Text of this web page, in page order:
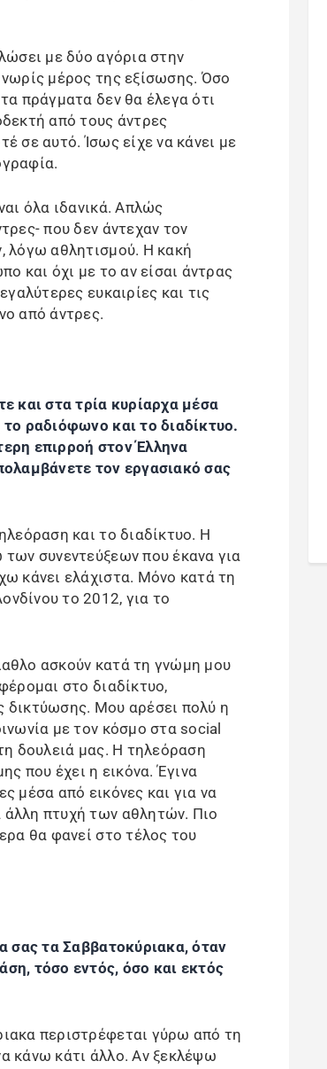
με δύο αγόρια στην
μέρος της εξίσωσης. Όσο
πράγματα δεν θα έλεγα ότι
από τους άντρες
σε αυτό. Ίσως είχε να κάνει με
όλα ιδανικά. Απλώς
που δεν άντεχαν τον
λόγω αθλητισμού. Η κακή
και όχι με το αν είσαι άντρας
ευκαιρίες και τις
από άντρες.
και στα τρία κυρίαρχα μέσα
ραδιόφωνο και το διαδίκτυο.
επιρροή στον Έλληνα
τον εργασιακό σας
και το διαδίκτυο. Η
συνεντεύξεων που έκανα για
κάνει ελάχιστα. Μόνο κατά τη
το 2012, για το
ασκούν κατά τη γνώμη μου
στο διαδίκτυο,
δικτύωσης. Μου αρέσει πολύ η
με τον κόσμο στα social
δουλειά μας. Η τηλεόραση
που έχει η εικόνα. Έγινα
μέσα από εικόνες και για να
πτυχή των αθλητών. Πιο
θα φανεί στο τέλος του
σας τα Σαββατοκύριακα, όταν
τόσο εντός, όσο και εκτός
περιστρέφεται γύρω από τη
κάνω κάτι άλλο. Αν ξεκλέψω